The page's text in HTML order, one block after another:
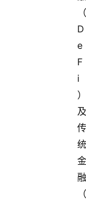
（
D
e
F
i
）
及
传
统
金
融
（